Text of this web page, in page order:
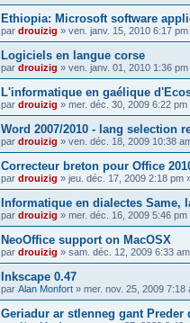
Ethiopia: Microsoft software
par drouizig » ven. janv. 15, 2010 6:17 pm
Logiciels en langue corse
par drouizig » ven. janv. 01, 2010 1:36 pm
L'informatique en gaélique
par drouizig » mer. déc. 30, 2009 6:22 pm
Word 2007/2010 - lang selection
par drouizig » ven. déc. 18, 2009 10:38
Correcteur breton pour Office
par drouizig » jeu. déc. 17, 2009 2:18 pm
Informatique en dialectes Same,
par drouizig » mer. déc. 16, 2009 5:46 pm
NeoOffice support on MacOSX
par drouizig » sam. déc. 12, 2009 6:33 am
Inkscape 0.47
par Alan Monfort » mer. nov. 25, 2009 7:18
Geriadur ar stlenneg gant Preder